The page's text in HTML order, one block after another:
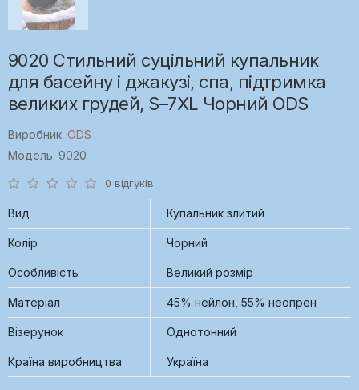
9020 Стильний суцільний купальник
для басейну і джакузі, спа, підтримка
великих грудей, S–7XL Чорний ODS
Виробник: ODS
Модель: 9020
0 відгуків
Вид Купальник злитий
Колір Чорний
Особливість Великий розмір
Матеріал 45% нейлон, 55% неопрен
Візерунок Однотонний
Країна виробництва Україна